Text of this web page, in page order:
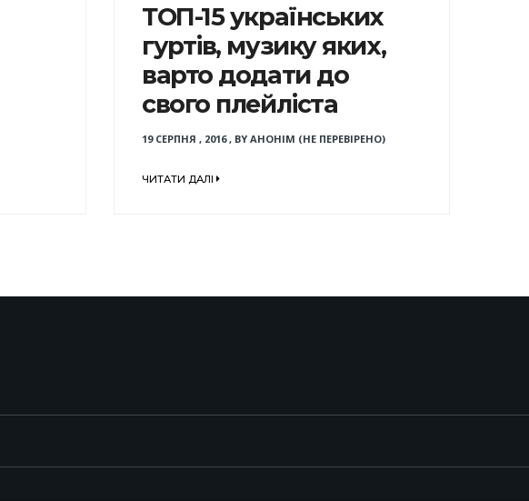
ТОП-15 українських
гуртів, музику яких,
варто додати до
свого плейліста
19 СЕРПНЯ , 2016, BY АНОНІМ (НЕ ПЕРЕВІРЕНО)
ЧИТАТИ ДАЛІ